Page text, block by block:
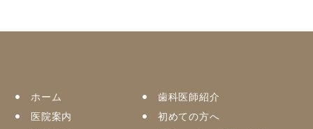
ホーム
歯科医師紹介
医院案内
初めての方へ